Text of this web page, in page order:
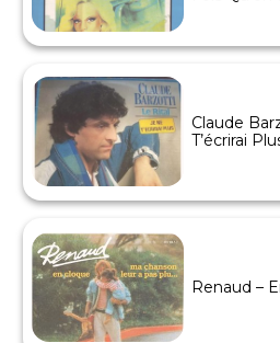
Claude
T’écrirai
Renaud –